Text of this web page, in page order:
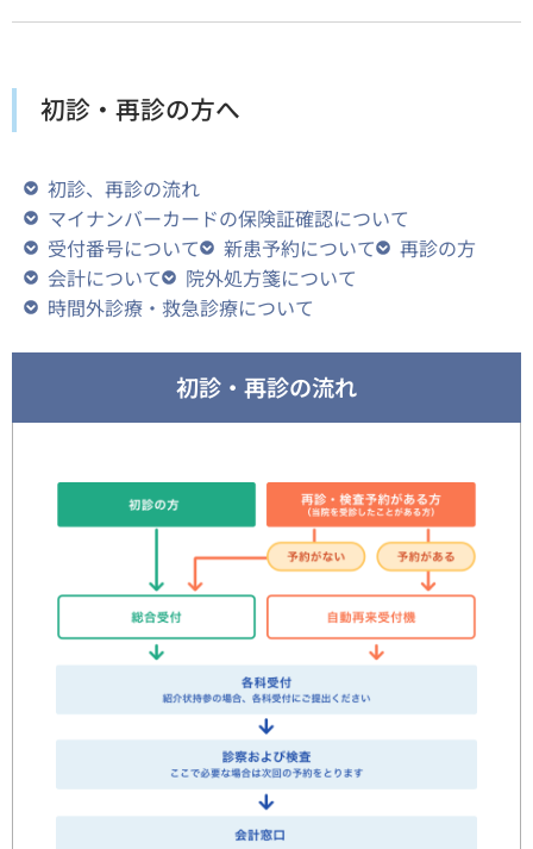
初診・再診の方へ
初診、再診の流れ
マイナンバーカードの保険証確認について
受付番号について
新患予約について
再診の方
会計について
院外処方箋について
時間外診療・救急診療について
初診・再診の流れ